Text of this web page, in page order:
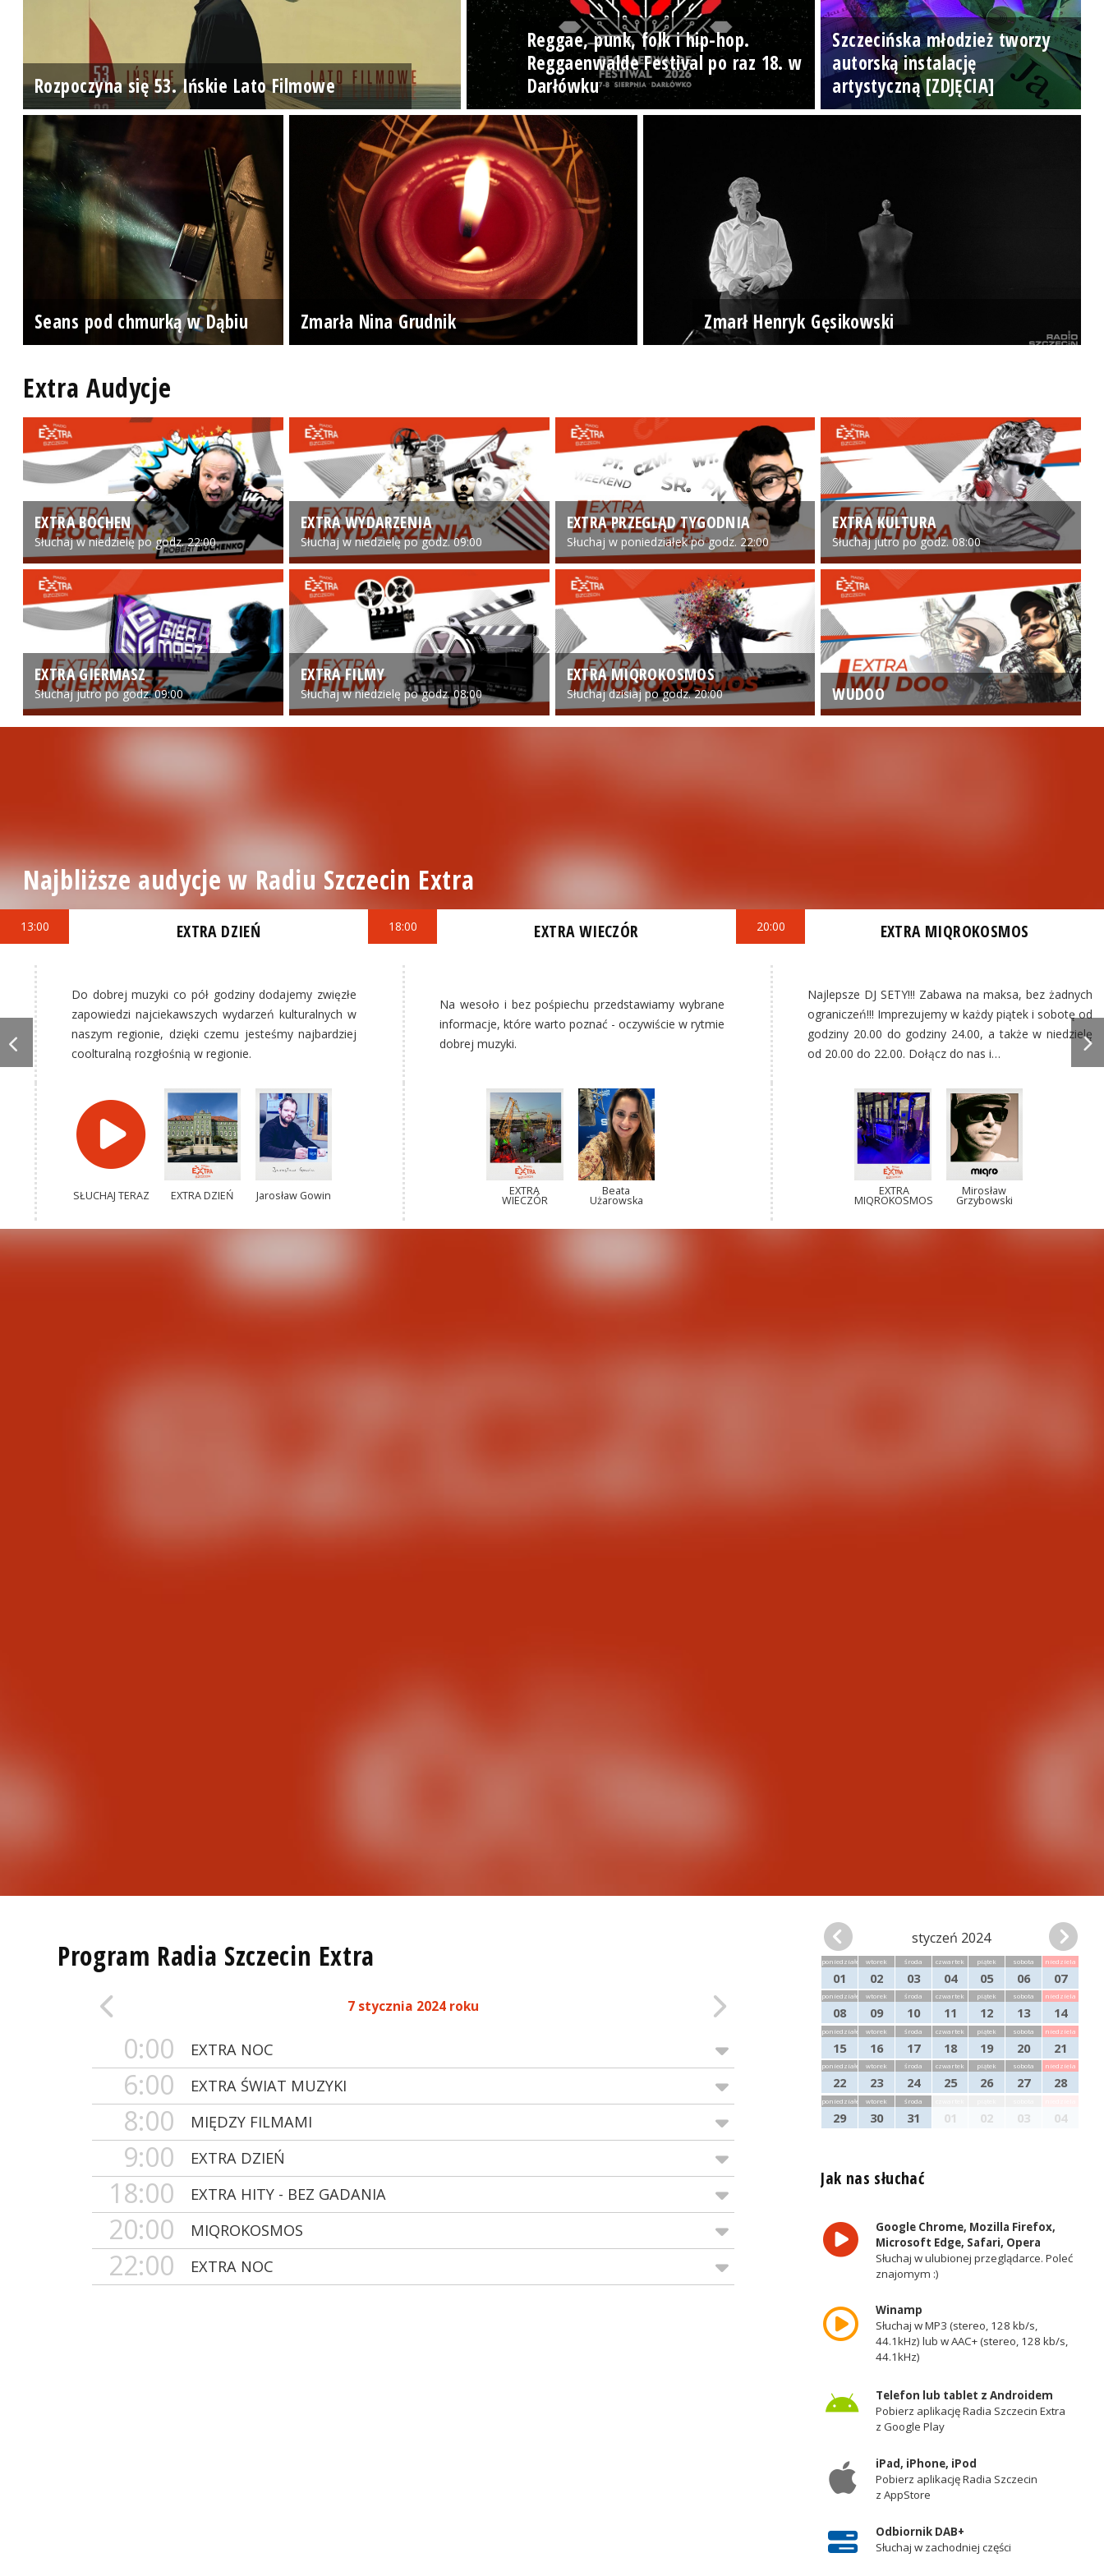
Rozpoczyna się 53. Ińskie Lato Filmowe
Reggae, punk, folk i hip-hop.
Reggaenwalde Festival po raz 18. w
Darłówku
Szczecińska młodzież tworzy
autorską instalację
artystyczną [ZDJĘCIA]
Seans pod chmurką w Dąbiu Zmarła Nina Grudnik Zmarł Henryk Gęsikowski
Extra Audycje
EXTRA BOCHEN
Słuchaj w niedzielę po godz. 22:00
EXTRA WYDARZENIA
Słuchaj w niedzielę po godz. 09:00
EXTRA PRZEGLĄD TYGODNIA
Słuchaj w poniedziałek po godz. 22:00
EXTRA KULTURA
Słuchaj jutro po godz. 08:00
EXTRA GIERMASZ
Słuchaj jutro po godz. 09:00
EXTRA FILMY
Słuchaj w niedzielę po godz. 08:00
EXTRA MIQROKOSMOS
Słuchaj dzisiaj po godz. 20:00 WUDOO
Najbliższe audycje w Radiu Szczecin Extra
13:00 EXTRA DZIEŃ
Do dobrej muzyki co pół godziny dodajemy zwięzłe
zapowiedzi najciekawszych wydarzeń kulturalnych w
naszym regionie, dzięki czemu jesteśmy najbardziej
coolturalną rozgłośnią w regionie.
SŁUCHAJ TERAZ EXTRA DZIEŃ Jarosław Gowin
18:00 EXTRA WIECZÓR
Na wesoło i bez pośpiechu przedstawiamy wybrane
informacje, które warto poznać - oczywiście w rytmie
dobrej muzyki.
EXTRA
WIECZÓR
Beata
Użarowska
20:00 EXTRA MIQROKOSMOS
Najlepsze DJ SETY!!! Zabawa na maksa, bez żadnych
ograniczeń!!! Imprezujemy w każdy piątek i sobotę od
godziny 20.00 do godziny 24.00, a także w niedzielę
od 20.00 do 22.00. Dołącz do nas i…
EXTRA
MIQROKOSMOS
Mirosław
Grzybowski
Program Radia Szczecin Extra
7 stycznia 2024 roku
0:00 EXTRA NOC
6:00 EXTRA ŚWIAT MUZYKI
8:00 MIĘDZY FILMAMI
9:00 EXTRA DZIEŃ
18:00 EXTRA HITY - BEZ GADANIA
20:00 MIQROKOSMOS
22:00 EXTRA NOC
styczeń 2024
poniedziałek
01
wtorek
02
środa
03
czwartek
04
piątek
05
sobota
06
niedziela
07
poniedziałek
08
wtorek
09
środa
10
czwartek
11
piątek
12
sobota
13
niedziela
14
poniedziałek
15
wtorek
16
środa
17
czwartek
18
piątek
19
sobota
20
niedziela
21
poniedziałek
22
wtorek
23
środa
24
czwartek
25
piątek
26
sobota
27
niedziela
28
poniedziałek
29
wtorek
30
środa
31 01 02 03 04
Jak nas słuchać
Google Chrome, Mozilla Firefox,
Microsoft Edge, Safari, Opera
Słuchaj w ulubionej przeglądarce. Poleć
znajomym :)
Winamp
Słuchaj w MP3 (stereo, 128 kb/s,
44.1kHz) lub w AAC+ (stereo, 128 kb/s,
44.1kHz)
Telefon lub tablet z Androidem
Pobierz aplikację Radia Szczecin Extra
z Google Play
iPad, iPhone, iPod
Pobierz aplikację Radia Szczecin
z AppStore
Odbiornik DAB+
Słuchaj w zachodniej części